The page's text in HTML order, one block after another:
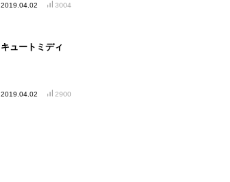
2019.04.02 3004
キュートミディ
2019.04.02 2900